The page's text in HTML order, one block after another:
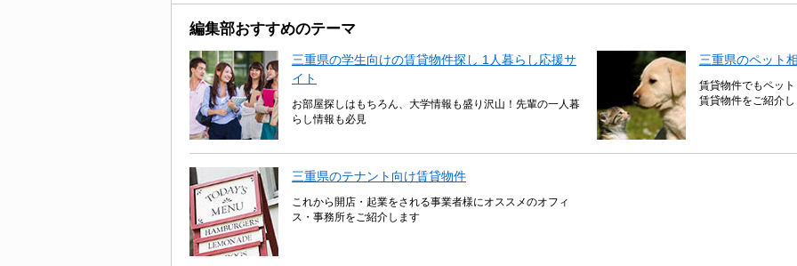
編集部おすすめのテーマ
三重県の学生向けの賃貸物件探し 1人暮らし応援サ
イト
お部屋探しはもちろん、大学情報も盛り沢山！先輩の一人暮
らし情報も必見
三重県のペット
賃貸物件でもペッ
賃貸物件をご紹介し
三重県のテナント向け賃貸物件
これから開店・起業をされる事業者様にオススメのオフィ
ス・事務所をご紹介します